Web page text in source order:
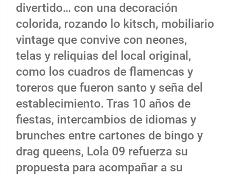
divertido… con una decoración
colorida, rozando lo kitsch, mobiliario
vintage que convive con neones,
telas y reliquias del local original,
como los cuadros de flamencas y
toreros que fueron santo y seña del
establecimiento. Tras 10 años de
fiestas, intercambios de idiomas y
brunches entre cartones de bingo y
drag queens, Lola 09 refuerza su
propuesta para acompañar a su